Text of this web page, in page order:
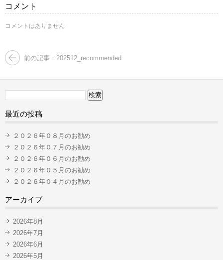
コメント
コメントはありません
前の記事：202512_recommended
最近の投稿
２０２６年０８月のお勧め
２０２６年０７月のお勧め
２０２６年０６月のお勧め
２０２６年０５月のお勧め
２０２６年０４月のお勧め
アーカイブ
2026年8月
2026年7月
2026年6月
2026年5月